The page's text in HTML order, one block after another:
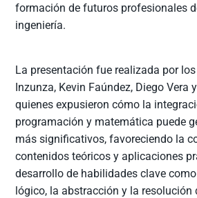
formación de futuros profesionales
ingeniería.
La presentación fue realizada por
Inzunza, Kevin Faúndez, Diego Vera
quienes expusieron cómo la
programación y matemática puede
más significativos, favoreciendo la
contenidos teóricos y aplicaciones
desarrollo de habilidades clave
lógico, la abstracción y la resolución